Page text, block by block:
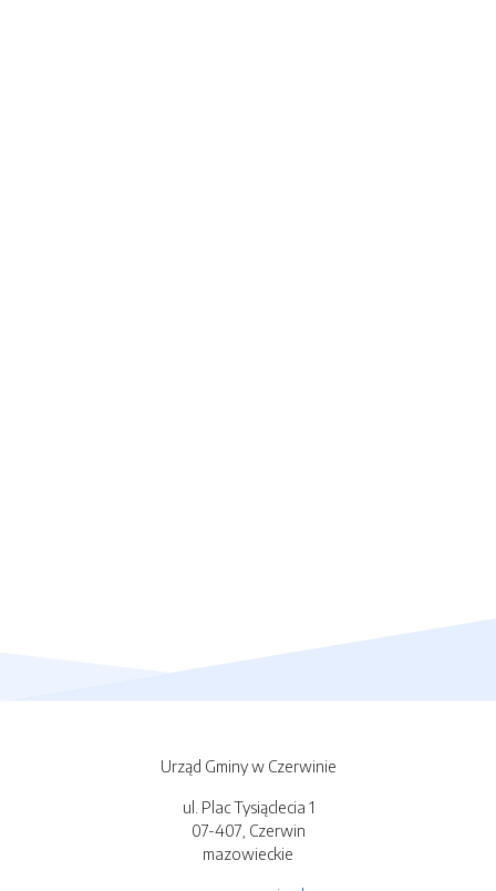
Urząd Gminy w Czerwinie
ul. Plac Tysiąclecia 1
07-407, Czerwin
mazowieckie